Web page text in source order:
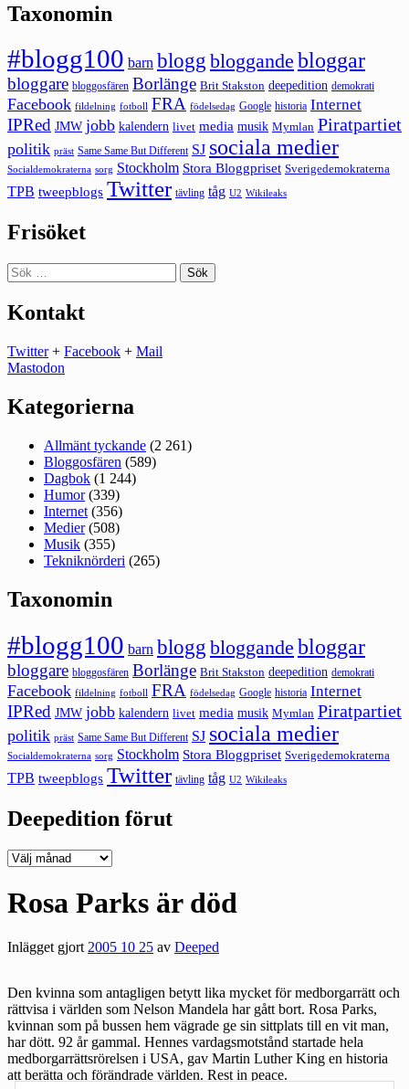
Taxonomin
#blogg100 barn blogg bloggande bloggar
bloggare bloggosfären Borlänge Brit Stakston deepedition demokrati
Facebook fildelning fotboll FRA födelsedag Google historia Internet
IPRed JMW jobb kalendern livet media musik Mymlan Piratpartiet
politik präst Same Same But Different SJ sociala medier
Socialdemokraterna sorg Stockholm Stora Bloggpriset Sverigedemokraterna
TPB tweepblogs Twitter tävling tåg U2 Wikileaks
Frisöket
Sök
efter:
Kontakt
Twitter+ Facebook + Mail
Mastodon
Kategorierna
Allmänt tyckande (2 261)
Bloggosfären (589)
Dagbok (1 244)
Humor(339)
Internet (356)
Medier(508)
Musik (355)
Tekniknörderi (265)
Taxonomin
#blogg100 barn blogg bloggande bloggar
bloggare bloggosfären Borlänge Brit Stakston deepedition demokrati
Facebook fildelning fotboll FRA födelsedag Google historia Internet
IPRed JMW jobb kalendern livet media musik Mymlan Piratpartiet
politik präst Same Same But Different SJ sociala medier
Socialdemokraterna sorg Stockholm Stora Bloggpriset Sverigedemokraterna
TPB tweepblogs Twitter tävling tåg U2 Wikileaks
Deepedition förut
Deepedition
Rosa Parks är död
Inlägget gjort2005 10 25 av Deeped
Den kvinna som antagligen betytt lika mycket för medborgarrätt och
rättvisa i världen som Nelson Mandela har gått bort. Rosa Parks,
kvinnan som på bussen hem vägrade ge sin sittplats till en vit man,
har dött. 92 år gammal. Hennes vardagsmotstånd startade hela
medborgarrättsrörelsen i USA, gav Martin Luther King en historia
att berätta och förändrade världen. Rest in peace.